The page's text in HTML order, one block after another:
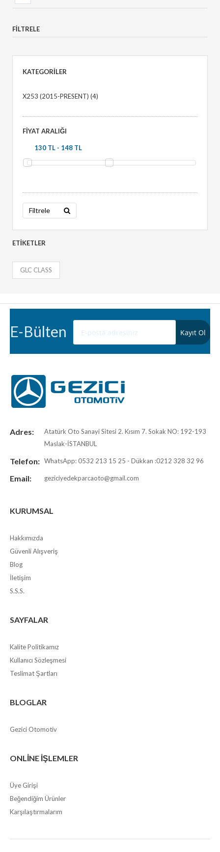
FILTRELE
KATEGORILER
X253 (2015-PRESENT) (4)
FIYAT ARALIĞI
Filtrele
ETIKETLER
GLC CLASS
E-Bülten
Adres:
Atatürk Oto Sanayi Sitesi 2. Kısım 7. Sokak NO: 192-193
Maslak-İSTANBUL
Telefon: WhatsApp: 0532 213 15 25 - Dükkan :0212 328 32 96
Email: geziciyedekparcaoto@gmail.com
KURUMSAL
Hakkımızda
Güvenli Alışveriş
Blog
İletişim
S.S.S.
SAYFALAR
Kalite Politikamız
Kullanıcı Sözleşmesi
Teslimat Şartları
BLOGLAR
Gezici Otomotiv
ONLINE İŞLEMLER
Üye Girişi
Beğendiğim Ürünler
Karşılaştırmalarım